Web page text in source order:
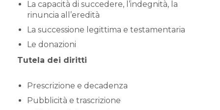
La capacità di succedere, l’indegnità, la
rinuncia all’eredità
La successione legittima e testamentaria
Le donazioni
Tutela dei diritti
Prescrizione e decadenza
Pubblicità e trascrizione